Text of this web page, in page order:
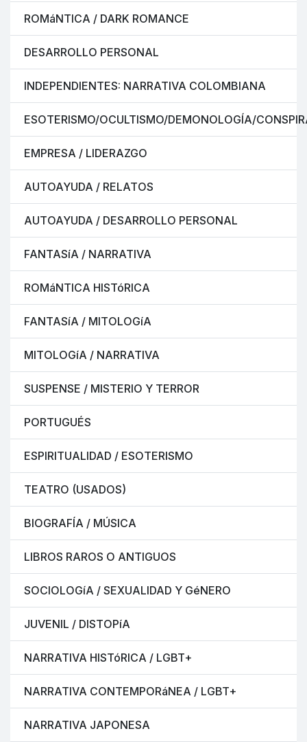
ROMáNTICA / DARK ROMANCE
DESARROLLO PERSONAL
INDEPENDIENTES: NARRATIVA COLOMBIANA
ESOTERISMO/OCULTISMO/DEMONOLOGÍA/
EMPRESA / LIDERAZGO
AUTOAYUDA / RELATOS
AUTOAYUDA / DESARROLLO PERSONAL
FANTASíA / NARRATIVA
ROMáNTICA HISTóRICA
FANTASíA / MITOLOGíA
MITOLOGíA / NARRATIVA
SUSPENSE / MISTERIO Y TERROR
PORTUGUÉS
ESPIRITUALIDAD / ESOTERISMO
TEATRO (USADOS)
BIOGRAFÍA / MÚSICA
LIBROS RAROS O ANTIGUOS
SOCIOLOGíA / SEXUALIDAD Y GéNERO
JUVENIL / DISTOPíA
NARRATIVA HISTóRICA / LGBT+
NARRATIVA CONTEMPORáNEA / LGBT+
NARRATIVA JAPONESA